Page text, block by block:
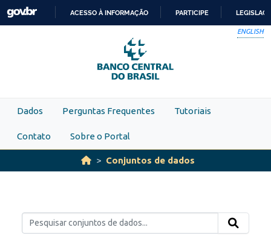
Skip to main content
PARA
O
CONTEÚDO
ACESSO À INFORMAÇÃO PARTICIPE
ENGLISH
Dados Perguntas Frequentes Tutoriais
Contato Sobre o Portal
Conjuntos de dados